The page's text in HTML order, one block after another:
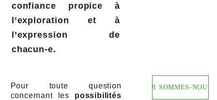
confiance propice à
l’exploration et à
l’expression de
chacun-e.
QUI SOMMES-NOUS ?
Pour toute question
concernant les possibilités